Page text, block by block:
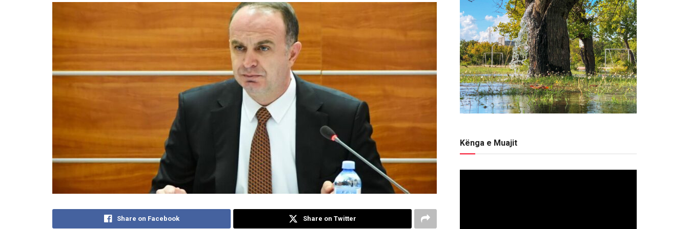
Share on Facebook Share on Twitter
Kënga e Muajit